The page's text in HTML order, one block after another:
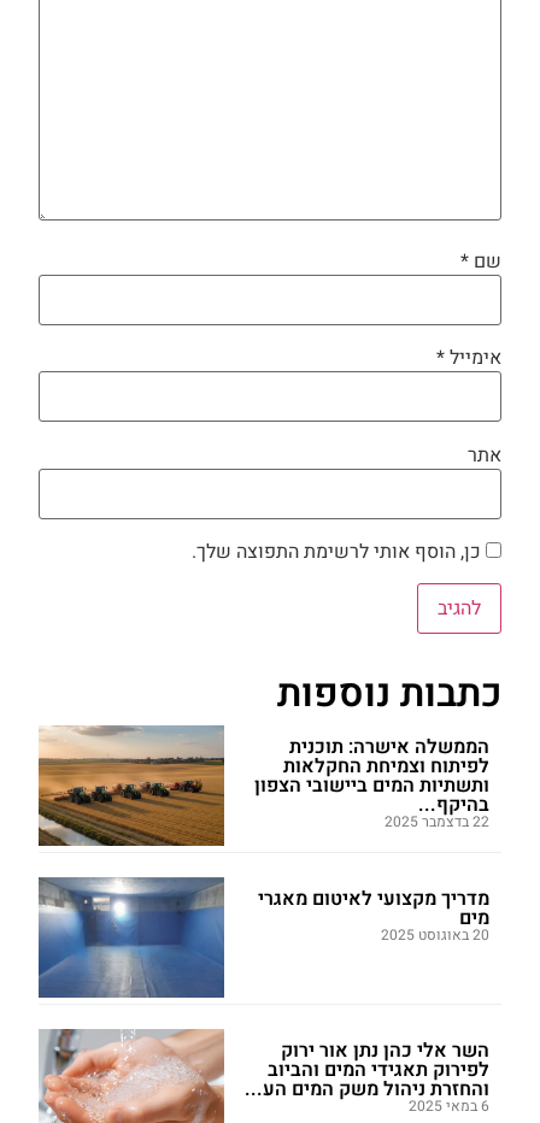
שם *
אימייל*
אתר
כן, הוסף אותי לרשימת התפוצה שלך.
כתבות נוספות
הממשלה אישרה: תוכנית
לפיתוח וצמיחת החקלאות
ותשתיות המים ביישובי הצפון
בהיקף...
22 בדצמבר 2025
מדריך מקצועי לאיטום מאגרי
מים
20 באוגוסט 2025
השר אלי כהן נתן אור ירוק
לפירוק תאגידי המים והביוב
והחזרת ניהול משק המים הע...
6 במאי 2025